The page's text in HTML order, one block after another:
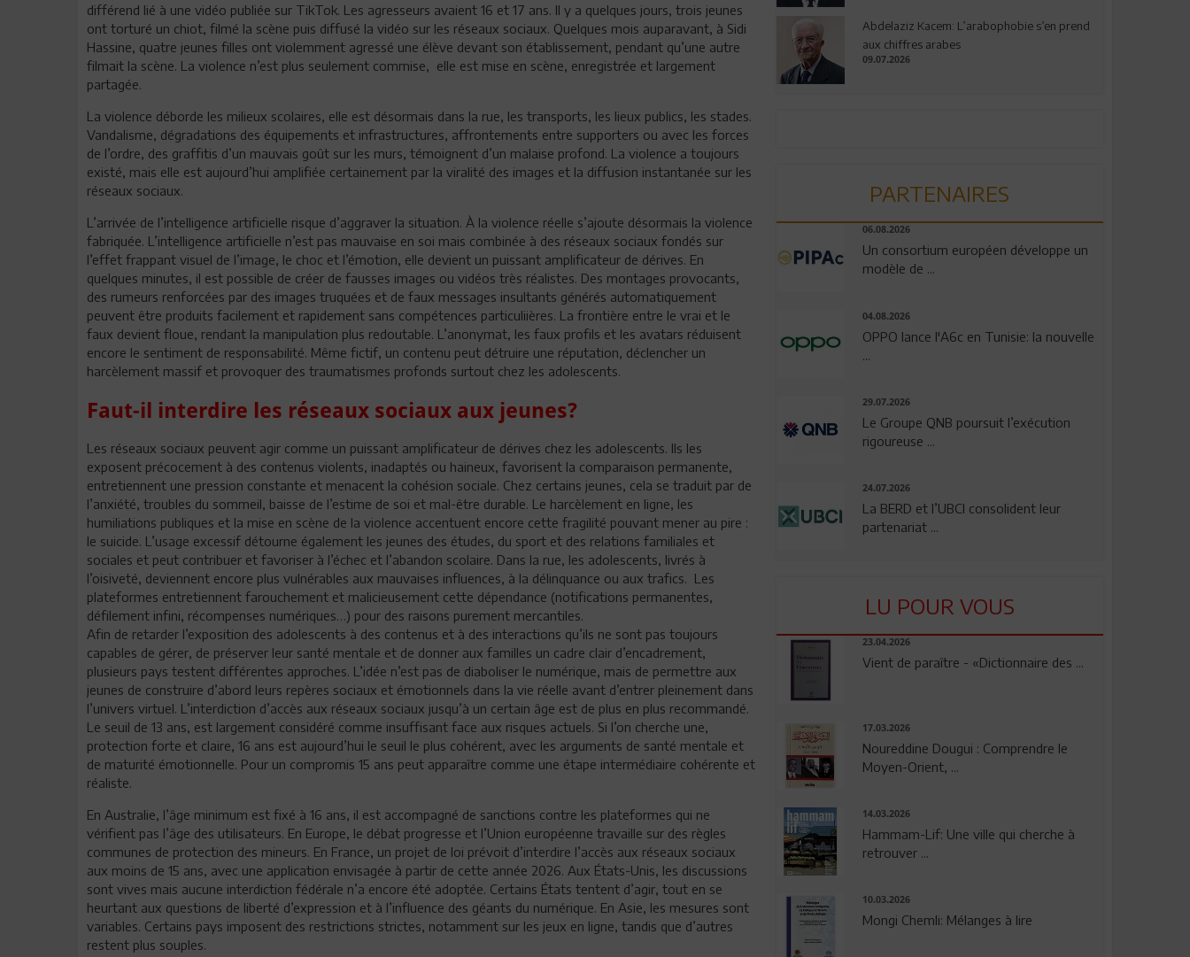
différend lié à une vidéo publiée sur TikTok. Les agresseurs avaient 16 et 17 ans. Il y a quelques jours, trois jeunes
ont torturé un chiot, filmé la scène puis diffusé la vidéo sur les réseaux sociaux. Quelques mois auparavant, à Sidi
Hassine, quatre jeunes filles ont violemment agressé une élève devant son établissement, pendant qu’une autre
filmait la scène. La violence n’est plus seulement commise, elle est mise en scène, enregistrée et largement
partagée.
La violence déborde les milieux scolaires, elle est désormais dans la rue, les transports, les lieux publics, les stades.
Vandalisme, dégradations des équipements et infrastructures, affrontements entre supporters ou avec les forces
de l’ordre, des graffitis d’un mauvais goût sur les murs, témoignent d’un malaise profond. La violence a toujours
existé, mais elle est aujourd’hui amplifiée certainement par la viralité des images et la diffusion instantanée sur les
réseaux sociaux.
L’arrivée de l’intelligence artificielle risque d’aggraver la situation. À la violence réelle s’ajoute désormais la violence
fabriquée. L’intelligence artificielle n’est pas mauvaise en soi mais combinée à des réseaux sociaux fondés sur
l’effet frappant visuel de l’image, le choc et l’émotion, elle devient un puissant amplificateur de dérives. En
quelques minutes, il est possible de créer de fausses images ou vidéos très réalistes. Des montages provocants,
des rumeurs renforcées par des images truquées et de faux messages insultants générés automatiquement
peuvent être produits facilement et rapidement sans compétences particuliières. La frontière entre le vrai et le
faux devient floue, rendant la manipulation plus redoutable. L’anonymat, les faux profils et les avatars réduisent
encore le sentiment de responsabilité. Même fictif, un contenu peut détruire une réputation, déclencher un
harcèlement massif et provoquer des traumatismes profonds surtout chez les adolescents.
Faut-il interdire les réseaux sociaux aux jeunes?
Les réseaux sociaux peuvent agir comme un puissant amplificateur de dérives chez les adolescents. Ils les
exposent précocement à des contenus violents, inadaptés ou haineux, favorisent la comparaison permanente,
entretiennent une pression constante et menacent la cohésion sociale. Chez certains jeunes, cela se traduit par de
l’anxiété, troubles du sommeil, baisse de l’estime de soi et mal-être durable. Le harcèlement en ligne, les
humiliations publiques et la mise en scène de la violence accentuent encore cette fragilité pouvant mener au pire :
le suicide. L’usage excessif détourne également les jeunes des études, du sport et des relations familiales et
sociales et peut contribuer et favoriser à l’échec et l’abandon scolaire. Dans la rue, les adolescents, livrés à
l’oisiveté, deviennent encore plus vulnérables aux mauvaises influences, à la délinquance ou aux trafics. Les
plateformes entretiennent farouchement et malicieusement cette dépendance (notifications permanentes,
défilement infini, récompenses numériques…) pour des raisons purement mercantiles.
Afin de retarder l’exposition des adolescents à des contenus et à des interactions qu’ils ne sont pas toujours
capables de gérer, de préserver leur santé mentale et de donner aux familles un cadre clair d’encadrement,
plusieurs pays testent différentes approches. L’idée n’est pas de diaboliser le numérique, mais de permettre aux
jeunes de construire d’abord leurs repères sociaux et émotionnels dans la vie réelle avant d’entrer pleinement dans
l’univers virtuel. L’interdiction d’accès aux réseaux sociaux jusqu’à un certain âge est de plus en plus recommandé.
Le seuil de 13 ans, est largement considéré comme insuffisant face aux risques actuels. Si l’on cherche une,
protection forte et claire, 16 ans est aujourd’hui le seuil le plus cohérent, avec les arguments de santé mentale et
de maturité émotionnelle. Pour un compromis 15 ans peut apparaître comme une étape intermédiaire cohérente et
réaliste.
En Australie, l’âge minimum est fixé à 16 ans, il est accompagné de sanctions contre les plateformes qui ne
vérifient pas l’âge des utilisateurs. En Europe, le débat progresse et l’Union européenne travaille sur des règles
communes de protection des mineurs. En France, un projet de loi prévoit d’interdire l’accès aux réseaux sociaux
aux moins de 15 ans, avec une application envisagée à partir de cette année 2026. Aux États-Unis, les discussions
sont vives mais aucune interdiction fédérale n’a encore été adoptée. Certains États tentent d’agir, tout en se
heurtant aux questions de liberté d’expression et à l’influence des géants du numérique. En Asie, les mesures sont
variables. Certains pays imposent des restrictions strictes, notamment sur les jeux en ligne, tandis que d’autres
restent plus souples.
Abdelaziz Kacem: L’arabophobie s’en prend
aux chiffres arabes
09.07.2026
PARTENAIRES
06.08.2026
Un consortium européen développe un
modèle de ...
04.08.2026
OPPO lance l'A6c en Tunisie: la nouvelle
29.07.2026
Le Groupe QNB poursuit l’exécution
rigoureuse ...
24.07.2026
La BERD et l’UBCI consolident leur
partenariat ...
LU POUR VOUS
23.04.2026
Vient de paraître - «Dictionnaire des ...
17.03.2026
Noureddine Dougui : Comprendre le
Moyen-Orient, ...
14.03.2026
Hammam-Lif: Une ville qui cherche à
retrouver ...
10.03.2026
Mongi Chemli: Mélanges à lire